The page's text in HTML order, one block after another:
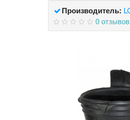
Производитель:
0 отзывов